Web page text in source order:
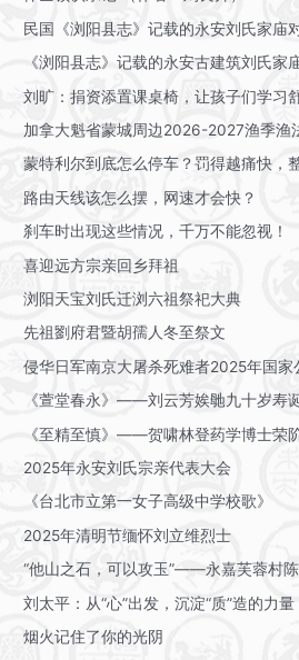
找
民国《浏阳县志》记载的永安刘氏家庙
《浏阳县志》记载的永安古建筑刘氏家
刘旷：捐资添置课桌椅，让孩子们学习
加拿大魁省蒙城周边2026-2027渔季渔
蒙特利尔到底怎么停车？罚得越痛快，
路由天线该怎么摆，网速才会快？
刹车时出现这些情况，千万不能忽视！
喜迎远方宗亲回乡拜祖
浏阳天宝刘氏迁浏六祖祭祀大典
先祖劉府君暨胡孺人冬至祭文
侵华日军南京大屠杀死难者2025年国家
《萱堂春永》——刘云芳娭毑九十岁寿
《至精至慎》——贺啸林登药学博士荣
2025年永安刘氏宗亲代表大会
《台北市立第一女子高级中学校歌》
2025年清明节缅怀刘立维烈士
“他山之石，可以攻玉”——永嘉芙蓉村
刘太平：从“心”出发，沉淀“质”造的力量
烟火记住了你的光阴